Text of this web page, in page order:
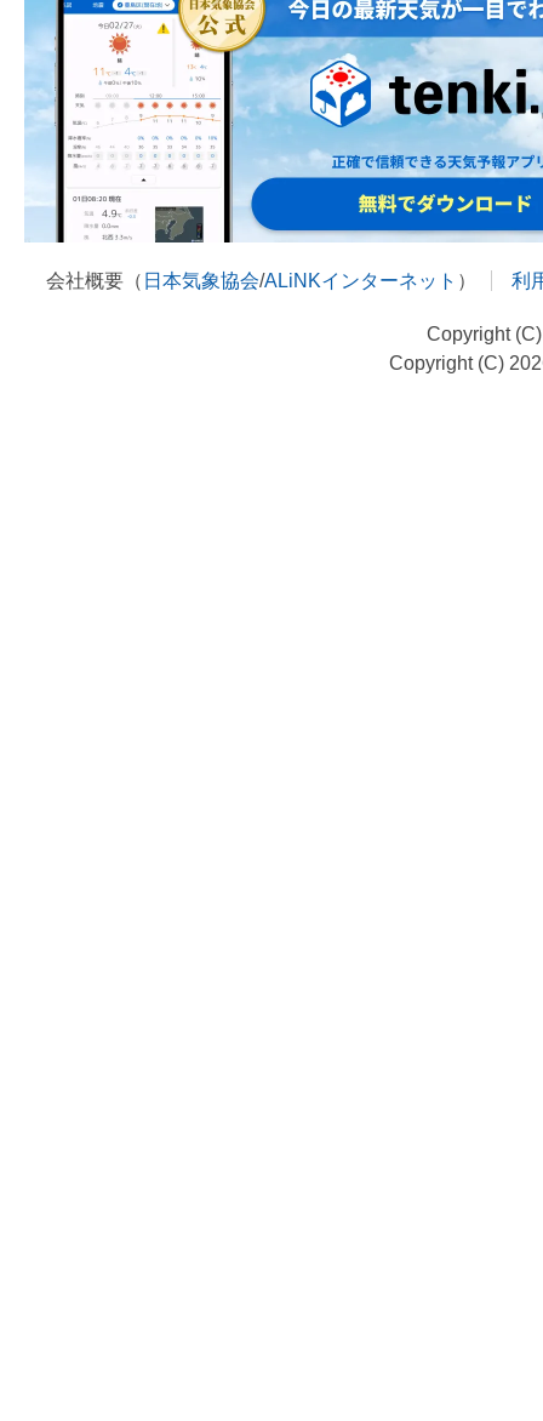
会社概要（ 日本気象協会/ALiNKインターネット ） 利
Copyright
Copyright (C)